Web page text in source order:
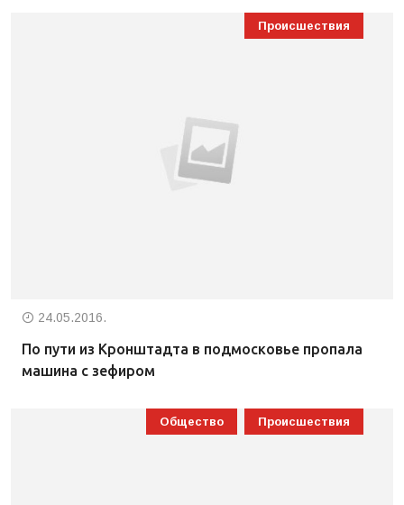
Происшествия
24.05.2016.
По пути из Кронштадта в подмосковье пропала
машина с зефиром
Общество Происшествия